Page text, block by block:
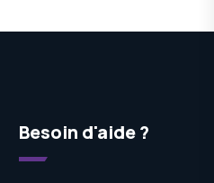
Besoin d'aide ?